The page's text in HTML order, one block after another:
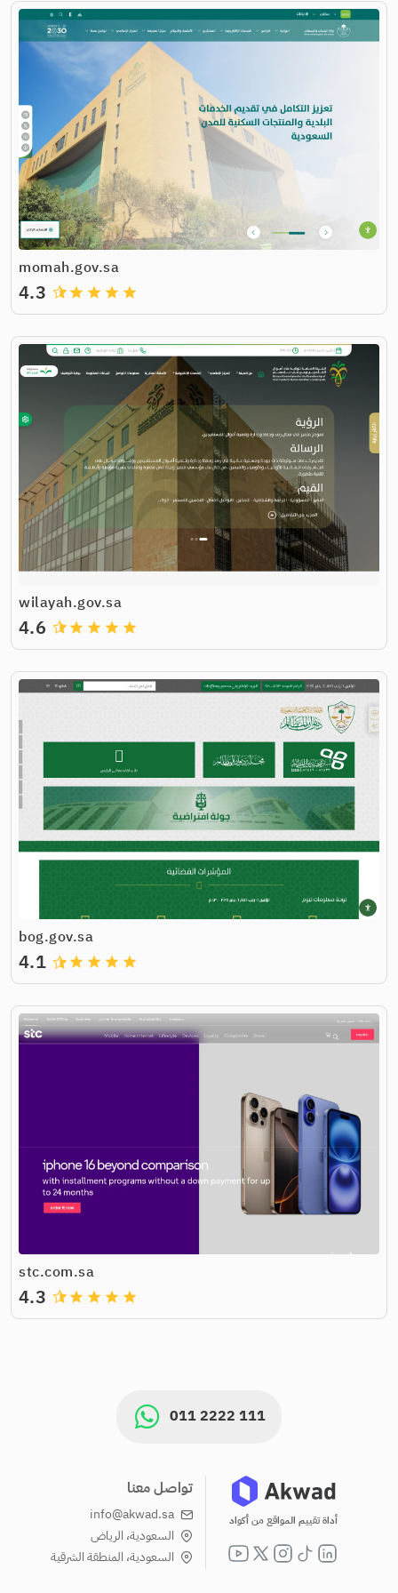
momah.gov.sa
grade
grade
grade
grade
4.3
wilayah.gov.sa
grade
grade
grade
grade
4.6
bog.gov.sa
grade
grade
grade
grade
4.1
stc.com.sa
grade
grade
grade
grade
4.3
011 2222 111
أداة تقييم المواقع من أكواد
تواصل معنا
info@akwad.sa
السعودية، الرياض
السعودية، المنطقة الشرقية